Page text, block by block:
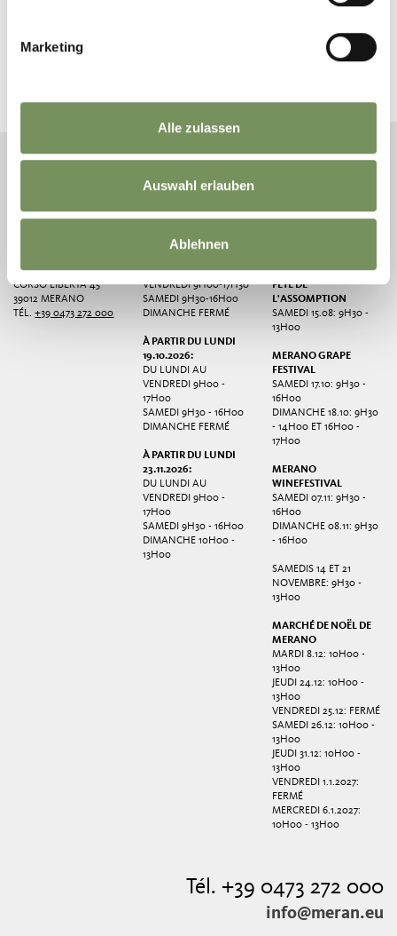
Marketing
Alle zulassen
Auswahl erlauben
Ablehnen
CORSO LIBERTÀ 45
39012 MERANO
TÉL.+39 0473 272 000
D'OUVERTURE
DU LUNDI AU
VENDREDI 9H00-17H30
SAMEDI 9H30-16H00
DIMANCHE FERMÉ
À PARTIR DU LUNDI
19.10.2026:
DU LUNDI AU
VENDREDI 9H00 -
17H00
SAMEDI 9H30 - 16H00
DIMANCHE FERMÉ
À PARTIR DU LUNDI
23.11.2026:
DU LUNDI AU
VENDREDI 9H00 -
17H00
SAMEDI 9H30 - 16H00
DIMANCHE 10H00 -
13H00
FÊTE DE
L'ASSOMPTION
SAMEDI 15.08: 9H30 -
13H00
MERANO GRAPE
FESTIVAL
SAMEDI 17.10: 9H30 -
16H00
DIMANCHE 18.10: 9H30
- 14H00 ET 16H00 -
17H00
MERANO
WINEFESTIVAL
SAMEDI 07.11: 9H30 -
16H00
DIMANCHE 08.11: 9H30
- 16H00
SAMEDIS 14 ET 21
NOVEMBRE: 9H30 -
13H00
MARCHÉ DE NOËL DE
MERANO
MARDI 8.12: 10H00 -
13H00
JEUDI 24.12: 10H00 -
13H00
VENDREDI 25.12: FERMÉ
SAMEDI 26.12: 10H00 -
13H00
JEUDI 31.12: 10H00 -
13H00
VENDREDI 1.1.2027:
FERMÉ
MERCREDI 6.1.2027:
10H00 - 13H00
Tél. +39 0473 272 000
info@meran.eu